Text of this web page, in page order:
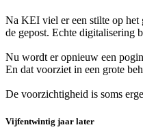
Na KEI viel er een stilte op het
de gepost. Echte digitalisering
Nu wordt er opnieuw een
En dat voorziet in een grote
De voorzichtigheid is soms
Vijfentwintig jaar later